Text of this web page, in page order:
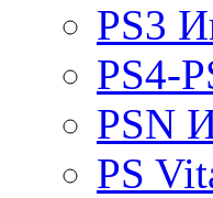
PS3
PS4-
PSN
PS